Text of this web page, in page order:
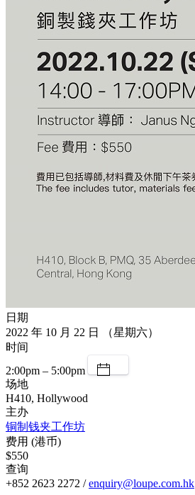
日期
2022 年 10 月 22 日 （星期六）
时间
2:00pm – 5:00pm
场地
H410, Hollywood
主办
铜制钱夹工作坊
费用 (港币)
$550
查询
+852 2623 2272 /enquiry@loupe.com.hk